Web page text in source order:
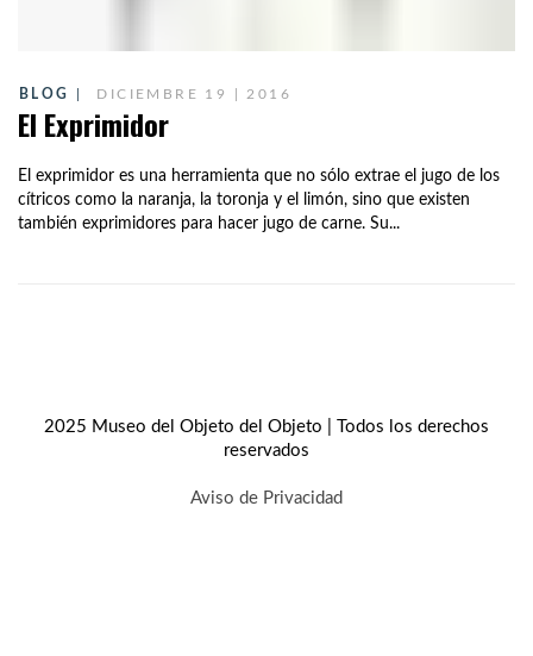
BLOG DICIEMBRE 19 | 2016
El Exprimidor
El exprimidor es una herramienta que no sólo extrae el jugo de los
cítricos como la naranja, la toronja y el limón, sino que existen
también exprimidores para hacer jugo de carne. Su...
2025 Museo del Objeto del Objeto | Todos los derechos
reservados
Aviso de Privacidad